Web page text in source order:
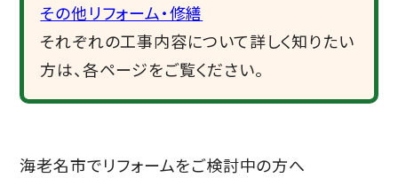
その他リフォーム・修繕
それぞれの工事内容について詳しく知りたい
方は、各ページをご覧ください。
海老名市でリフォームをご検討中の方へ